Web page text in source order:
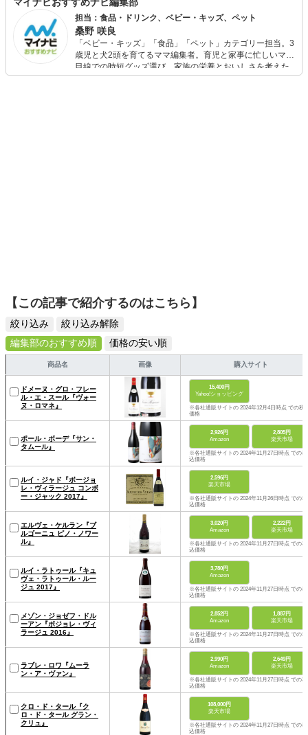
やワイン検定の講師を務める一方、ワインに関連する記事
やコラム等の執筆も多数手がけています。2019年、日本ソ
ムリエ協会高知支部副支部長に就任。
担当：食品・ドリンク、ベビー・キッズ、ペット
桑野 咲良
「ベビー・キッズ」「食品」「ペット」カテゴリー担当。3
歳児と犬2頭を育てるママ編集者。育児と家事に忙しいママ
目線での時短グッズ選び、家族の栄養とおいしさを考えた
食品選び、束の間のリラックスタイムを楽しむためのスイ
【この記事で紹介するのはこちら】
絞り込み
絞り込み解除
編集部のおすすめ順
価格の安い順
商品名 画像 購入サイト
ドメーヌ・グロ・フレー
ル・エ・スール『ヴォー
ヌ・ロマネ』
15,400円
Yahoo!ショッピング
※各社通販サイトの 2024年12月4日時点 での税
価格
ポール・ボーデ『サン・
タムール』
2,926円
Amazon
2,805円
楽天市場
※各社通販サイトの 2024年11月27日時点 での税
込価格
ルイ・ジャド『ボージョ
レ・ヴィラージュ コンボ
ー・ジャック 2017』
2,596円
楽天市場
※各社通販サイトの 2024年11月26日時点 での税
込価格
エルヴェ・ケルラン『ブ
ルゴーニュ ピノ・ノワー
ル』
3,020円
Amazon
2,222円
楽天市場
※各社通販サイトの 2024年11月27日時点 での税
込価格
ルイ・ラトゥール『キュ
ヴェ・ラトゥール・ルー
ジュ 2017』
3,780円
Amazon
※各社通販サイトの 2024年11月27日時点 での税
込価格
メゾン・ジョゼフ・ドル
ーアン『ボジョレ・ヴィ
ラージュ 2016』
2,852円
Amazon
1,887円
楽天市場
※各社通販サイトの 2024年11月27日時点 での税
込価格
ラブレ・ロワ『ムーラ
ン・ア・ヴァン』
2,990円
Amazon
2,649円
楽天市場
※各社通販サイトの 2024年11月27日時点 での税
込価格
クロ・ド・タール『ク
ロ・ド・タール グラン・
クリュ』
108,000円
楽天市場
※各社通販サイトの 2024年11月27日時点 での税
込価格